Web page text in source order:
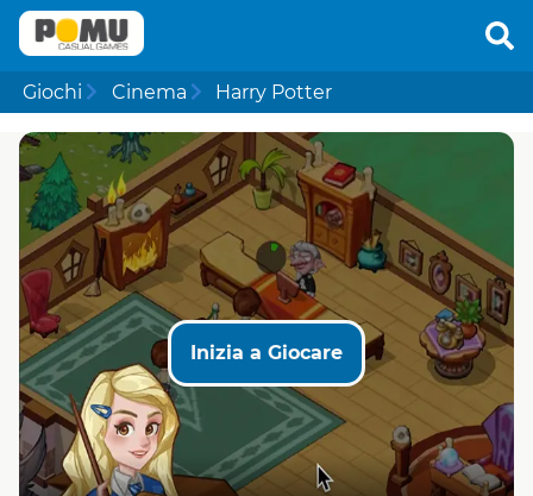
Giochi Cinema Harry Potter
Inizia a Giocare